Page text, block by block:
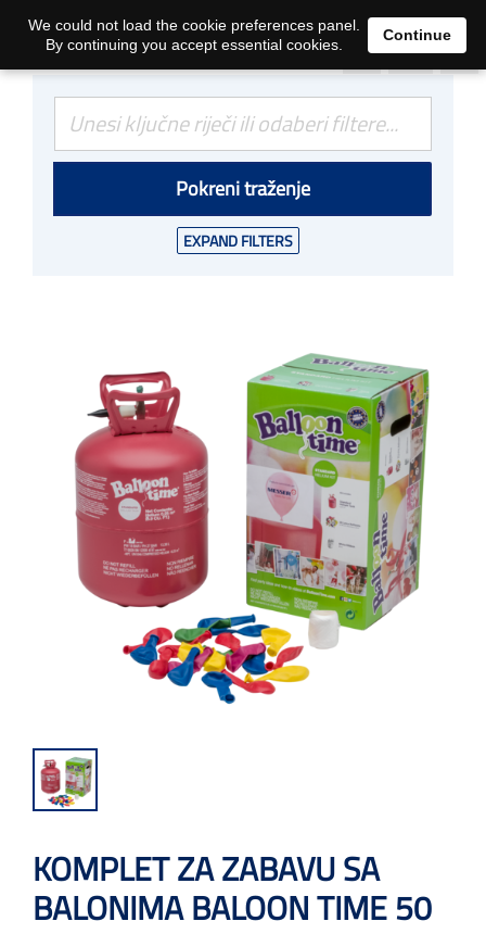
0
Pokreni traženje
EXPAND FILTERS
KOMPLET ZA ZABAVU SA
BALONIMA BALOON TIME 50
We could not load the cookie preferences panel.
By continuing you accept essential cookies.
Continue